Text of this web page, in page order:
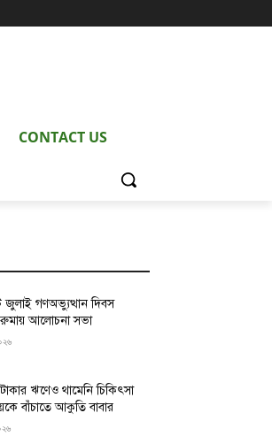
CONTACT US
গণঅভ্যুত্থান দিবস
আলোচনা সভা
ঋণেও থামেনি চিকিৎসা
বাঁচাতে আকুতি বাবার